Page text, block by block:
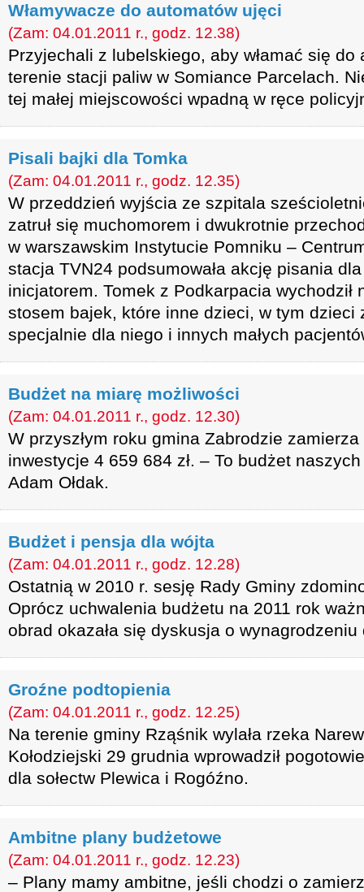
Włamywacze do automatów ujęci
(Zam: 04.01.2011 r., godz. 12.38)
Przyjechali z lubelskiego, aby włamać się do
terenie stacji paliw w Somiance Parcelach.
tej małej miejscowości wpadną w ręce
Pisali bajki dla Tomka
(Zam: 04.01.2011 r., godz. 12.35)
W przeddzień wyjścia ze szpitala
zatruł się muchomorem i dwukrotnie
w warszawskim Instytucie Pomniku –
stacja TVN24 podsumowała akcję pisania
inicjatorem. Tomek z Podkarpacia wychodził
stosem bajek, które inne dzieci, w tym dzieci
specjalnie dla niego i innych małych
Budżet na miarę możliwości
(Zam: 04.01.2011 r., godz. 12.30)
W przyszłym roku gmina Zabrodzie
inwestycje 4 659 684 zł. – To budżet
Adam Ołdak.
Budżet i pensja dla wójta
(Zam: 04.01.2011 r., godz. 12.28)
Ostatnią w 2010 r. sesję Rady Gminy
Oprócz uchwalenia budżetu na 2011 rok
obrad okazała się dyskusja o wynagrodzeniu
Groźne podtopienia
(Zam: 04.01.2011 r., godz. 12.25)
Na terenie gminy Rząśnik wylała rzeka
Kołodziejski 29 grudnia wprowadził
dla sołectw Plewica i Rogóźno.
Ambitne plany budżetowe
(Zam: 04.01.2011 r., godz. 12.23)
– Plany mamy ambitne, jeśli chodzi o